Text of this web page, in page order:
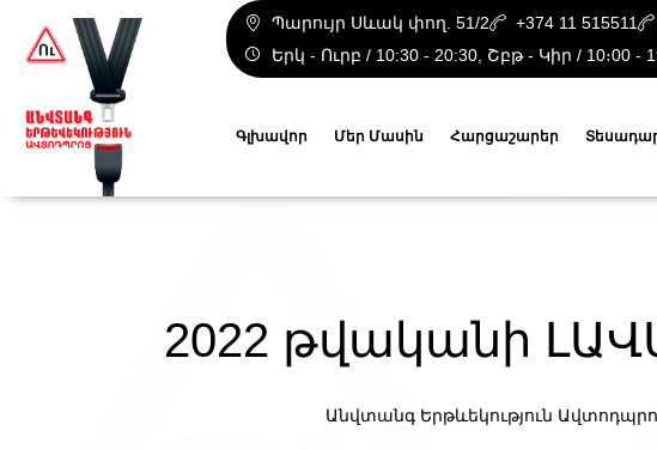
Պարույր Սևակ փող. 51/2 +374 11 515511
Երկ - Ուրբ / 10:30 - 20:30, Շբթ - Կիր / 10։00 -
Գլխավոր Մեր Մասին Հարցաշարեր
2022 թվականի
Անվտանգ Երթևեկություն